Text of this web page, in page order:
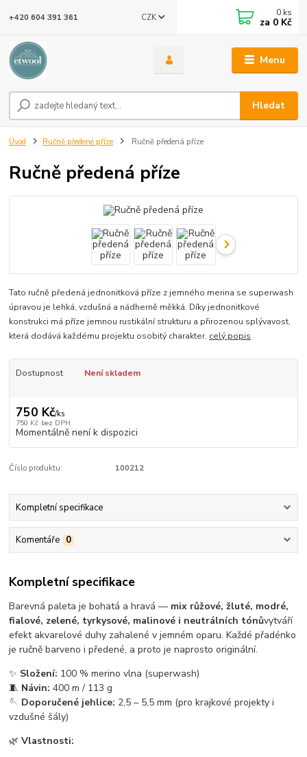
Menu
CZK
Hledat
+420 604 391 361 0 ks
za 0 Kč
Úvod Ručně předené příze Ručně předená příze
Ručně předená příze
Tato ručně předená jednonitková příze z jemného merina se superwash
úpravou je lehká, vzdušná a nádherně měkká. Díky jednonitkové
konstrukci má příze jemnou rustikální strukturu a přirozenou splývavost,
která dodává každému projektu osobitý charakter. celý popis
Dostupnost Není skladem
750 Kč/ks
750 Kč bez DPH
Momentálně není k dispozici
Číslo produktu: 100212
Kompletní specifikace
Komentáře 0
Kompletní specifikace
Barevná paleta je bohatá a hravá — mix růžové, žluté, modré,
fialové, zelené, tyrkysové, malinové i neutrálních tónůvytváří
efekt akvarelové duhy zahalené v jemném oparu. Každé přadénko
je ručně barveno i předené, a proto je naprosto originální.
✨ Složení: 100 % merino vlna (superwash)
🧵 Návin: 400 m / 113 g
🪡 Doporučené jehlice: 2,5 – 5,5 mm (pro krajkové projekty i
vzdušné šály)
🌿Vlastnosti: